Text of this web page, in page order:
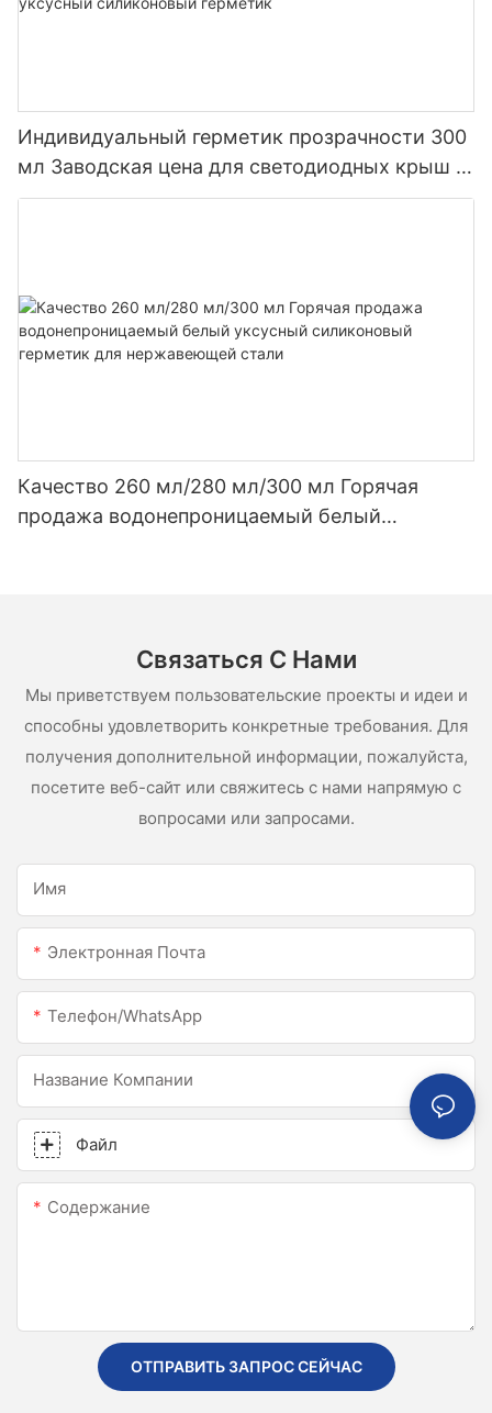
Индивидуальный герметик прозрачности 300
мл Заводская цена для светодиодных крыш и
желобов уксусный силиконовый герметик
Качество 260 мл/280 мл/300 мл Горячая
продажа водонепроницаемый белый
Связаться С Нами
Мы приветствуем пользовательские проекты и идеи и
способны удовлетворить конкретные требования. Для
получения дополнительной информации, пожалуйста,
посетите веб-сайт или свяжитесь с нами напрямую с
вопросами или запросами.
Имя
Электронная Почта
Телефон/WhatsApp
Название Компании
Файл
Содержание
ОТПРАВИТЬ ЗАПРОС СЕЙЧАС